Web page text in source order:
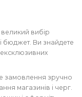
вибір
бюджет. Ви знайдете
ексклюзивних
зручно
магазинів і черг.